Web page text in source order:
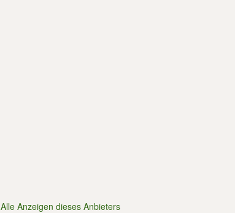
Alle Anzeigen dieses Anbieters